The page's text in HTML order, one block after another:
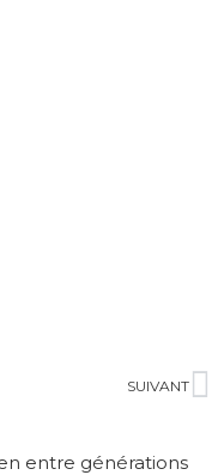
SUIVANT
entre générations